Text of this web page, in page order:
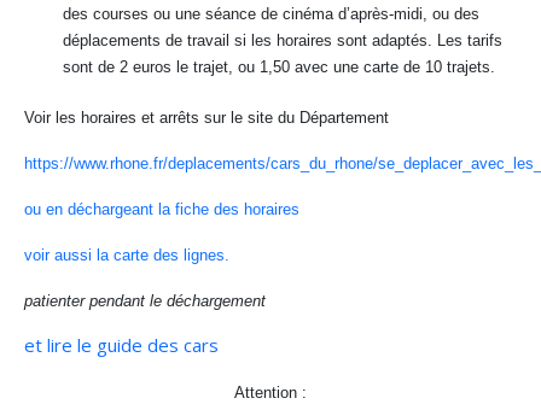
des courses ou une séance de cinéma d’après-midi, ou des
déplacements de travail si les horaires sont adaptés. Les tarifs
sont de 2 euros le trajet, ou 1,50 avec une carte de 10 trajets.
Voir les horaires et arrêts sur le site du Département
https://www.rhone.fr/deplacements/cars_du_rhone/
ou en déchargeant la fiche des horaires
voir aussi la carte des lignes.
patienter pendant le déchargement
et lire le guide des cars
Attention :